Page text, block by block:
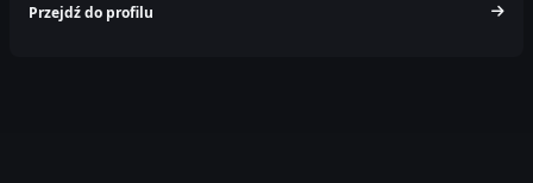
Przejdź do profilu